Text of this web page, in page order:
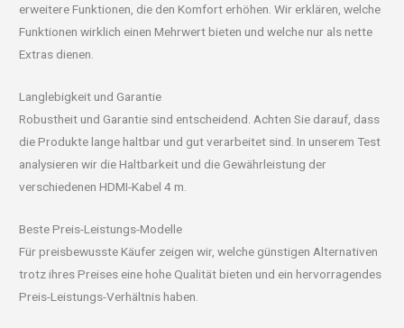
erweitere Funktionen, die den Komfort erhöhen. Wir erklären, welche
Funktionen wirklich einen Mehrwert bieten und welche nur als nette
Extras dienen.
Langlebigkeit und Garantie
Robustheit und Garantie sind entscheidend. Achten Sie darauf, dass
die Produkte lange haltbar und gut verarbeitet sind. In unserem Test
analysieren wir die Haltbarkeit und die Gewährleistung der
verschiedenen HDMI-Kabel 4 m.
Beste Preis-Leistungs-Modelle
Für preisbewusste Käufer zeigen wir, welche günstigen Alternativen
trotz ihres Preises eine hohe Qualität bieten und ein hervorragendes
Preis-Leistungs-Verhältnis haben.